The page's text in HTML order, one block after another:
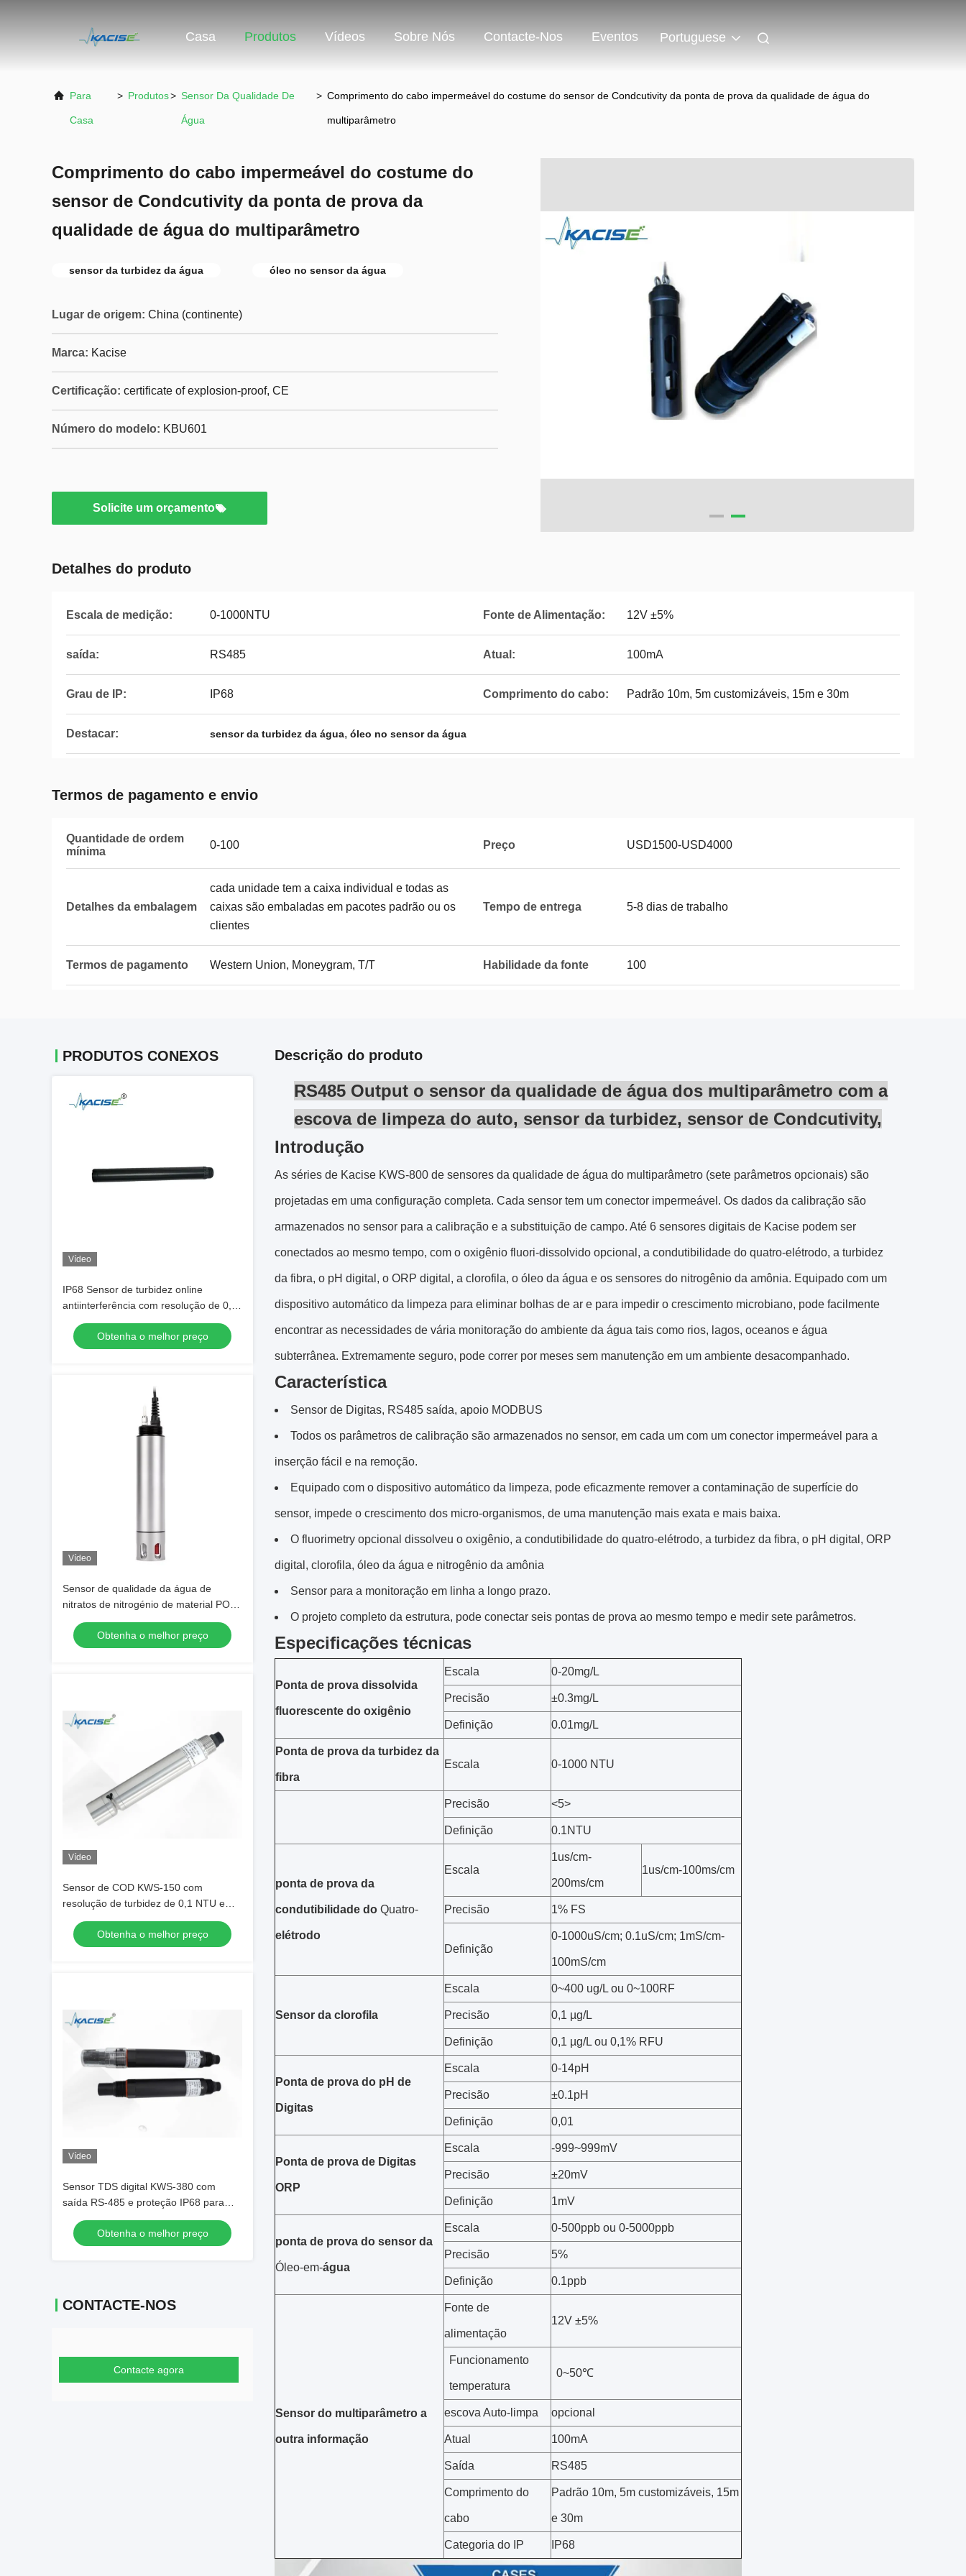
Casa Produtos Vídeos Sobre Nós Contacte-Nos Eventos Portuguese
Para
Casa
> Produtos> Sensor Da Qualidade De
Água
> Comprimento do cabo impermeável do costume do sensor de Condcutivity da ponta de prova da qualidade de água do
multiparâmetro
Comprimento do cabo impermeável do costume do
sensor de Condcutivity da ponta de prova da
qualidade de água do multiparâmetro
sensor da turbidez da água óleo no sensor da água
Lugar de origem: China (continente)
Marca: Kacise
Certificação: certificate of explosion-proof, CE
Número do modelo: KBU601
Solicite um orçamento
Detalhes do produto
Escala de medição: 0-1000NTU Fonte de Alimentação: 12V ±5%
saída: RS485 Atual: 100mA
Grau de IP: IP68 Comprimento do cabo: Padrão 10m, 5m customizáveis, 15m e 30m
Destacar: sensor da turbidez da água, óleo no sensor da água
Termos de pagamento e envio
Quantidade de ordem
mínima
0-100 Preço USD1500-USD4000
Detalhes da embalagem
cada unidade tem a caixa individual e todas as
caixas são embaladas em pacotes padrão ou os
clientes
Tempo de entrega 5-8 dias de trabalho
Termos de pagamento Western Union, Moneygram, T/T Habilidade da fonte 100
PRODUTOS CONEXOS
Vídeo
IP68 Sensor de turbidez online
antiinterferência com resolução de 0,1
NTU para monitorização industrial da
qualidade da água
Obtenha o melhor preço
Vídeo
Sensor de qualidade da água de
nitratos de nitrogénio de material POM
IP68 com método de eletrodo seletivo
iônico
Obtenha o melhor preço
Vídeo
Sensor de COD KWS-150 com
resolução de turbidez de 0,1 NTU e
saída RS-485 usando absorção UV de
duplo comprimento de onda
Obtenha o melhor preço
Vídeo
Sensor TDS digital KWS-380 com
saída RS-485 e proteção IP68 para
monitoramento de qualidade da água
de alta precisão
Obtenha o melhor preço
CONTACTE-NOS
Contacte agora
Descrição do produto
RS485 Output o sensor da qualidade de água dos multiparâmetro com a
escova de limpeza do auto, sensor da turbidez, sensor de Condcutivity,
Introdução
As séries de Kacise KWS-800 de sensores da qualidade de água do multiparâmetro (sete parâmetros opcionais) são
projetadas em uma configuração completa. Cada sensor tem um conector impermeável. Os dados da calibração são
armazenados no sensor para a calibração e a substituição de campo. Até 6 sensores digitais de Kacise podem ser
conectados ao mesmo tempo, com o oxigênio fluori-dissolvido opcional, a condutibilidade do quatro-elétrodo, a turbidez
da fibra, o pH digital, o ORP digital, a clorofila, o óleo da água e os sensores do nitrogênio da amônia. Equipado com um
dispositivo automático da limpeza para eliminar bolhas de ar e para impedir o crescimento microbiano, pode facilmente
encontrar as necessidades de vária monitoração do ambiente da água tais como rios, lagos, oceanos e água
subterrânea. Extremamente seguro, pode correr por meses sem manutenção em um ambiente desacompanhado.
Característica
Sensor de Digitas, RS485 saída, apoio MODBUS
Todos os parâmetros de calibração são armazenados no sensor, em cada um com um conector impermeável para a
inserção fácil e na remoção.
Equipado com o dispositivo automático da limpeza, pode eficazmente remover a contaminação de superfície do
sensor, impede o crescimento dos micro-organismos, de uma manutenção mais exata e mais baixa.
O fluorimetry opcional dissolveu o oxigênio, a condutibilidade do quatro-elétrodo, a turbidez da fibra, o pH digital, ORP
digital, clorofila, óleo da água e nitrogênio da amônia
Sensor para a monitoração em linha a longo prazo.
O projeto completo da estrutura, pode conectar seis pontas de prova ao mesmo tempo e medir sete parâmetros.
Especificações técnicas
Ponta de prova dissolvida
fluorescente do oxigênio
Escala 0-20mg/L
Precisão ±0.3mg/L
Definição 0.01mg/L
Ponta de prova da turbidez da
fibra
Escala 0-1000 NTU
Precisão <5>
Definição 0.1NTU
ponta de prova da
condutibilidade do Quatro-
elétrodo
Escala
1us/cm-
200ms/cm
1us/cm-100ms/cm
Precisão 1% FS
Definição
0-1000uS/cm; 0.1uS/cm; 1mS/cm-
100mS/cm
Sensor da clorofila
Escala 0~400 ug/L ou 0~100RF
Precisão 0,1 µg/L
Definição 0,1 µg/L ou 0,1% RFU
Ponta de prova do pH de
Digitas
Escala 0-14pH
Precisão ±0.1pH
Definição 0,01
Ponta de prova de Digitas
ORP
Escala -999~999mV
Precisão ±20mV
Definição 1mV
ponta de prova do sensor da
Óleo-em-água
Escala 0-500ppb ou 0-5000ppb
Precisão 5%
Definição 0.1ppb
Sensor do multiparâmetro a
outra informação
Fonte de
alimentação
12V ±5%
Funcionamento
temperatura
0~50℃
escova Auto-limpa opcional
Atual 100mA
Saída RS485
Comprimento do
cabo
Padrão 10m, 5m customizáveis, 15m
e 30m
Categoria do IP IP68